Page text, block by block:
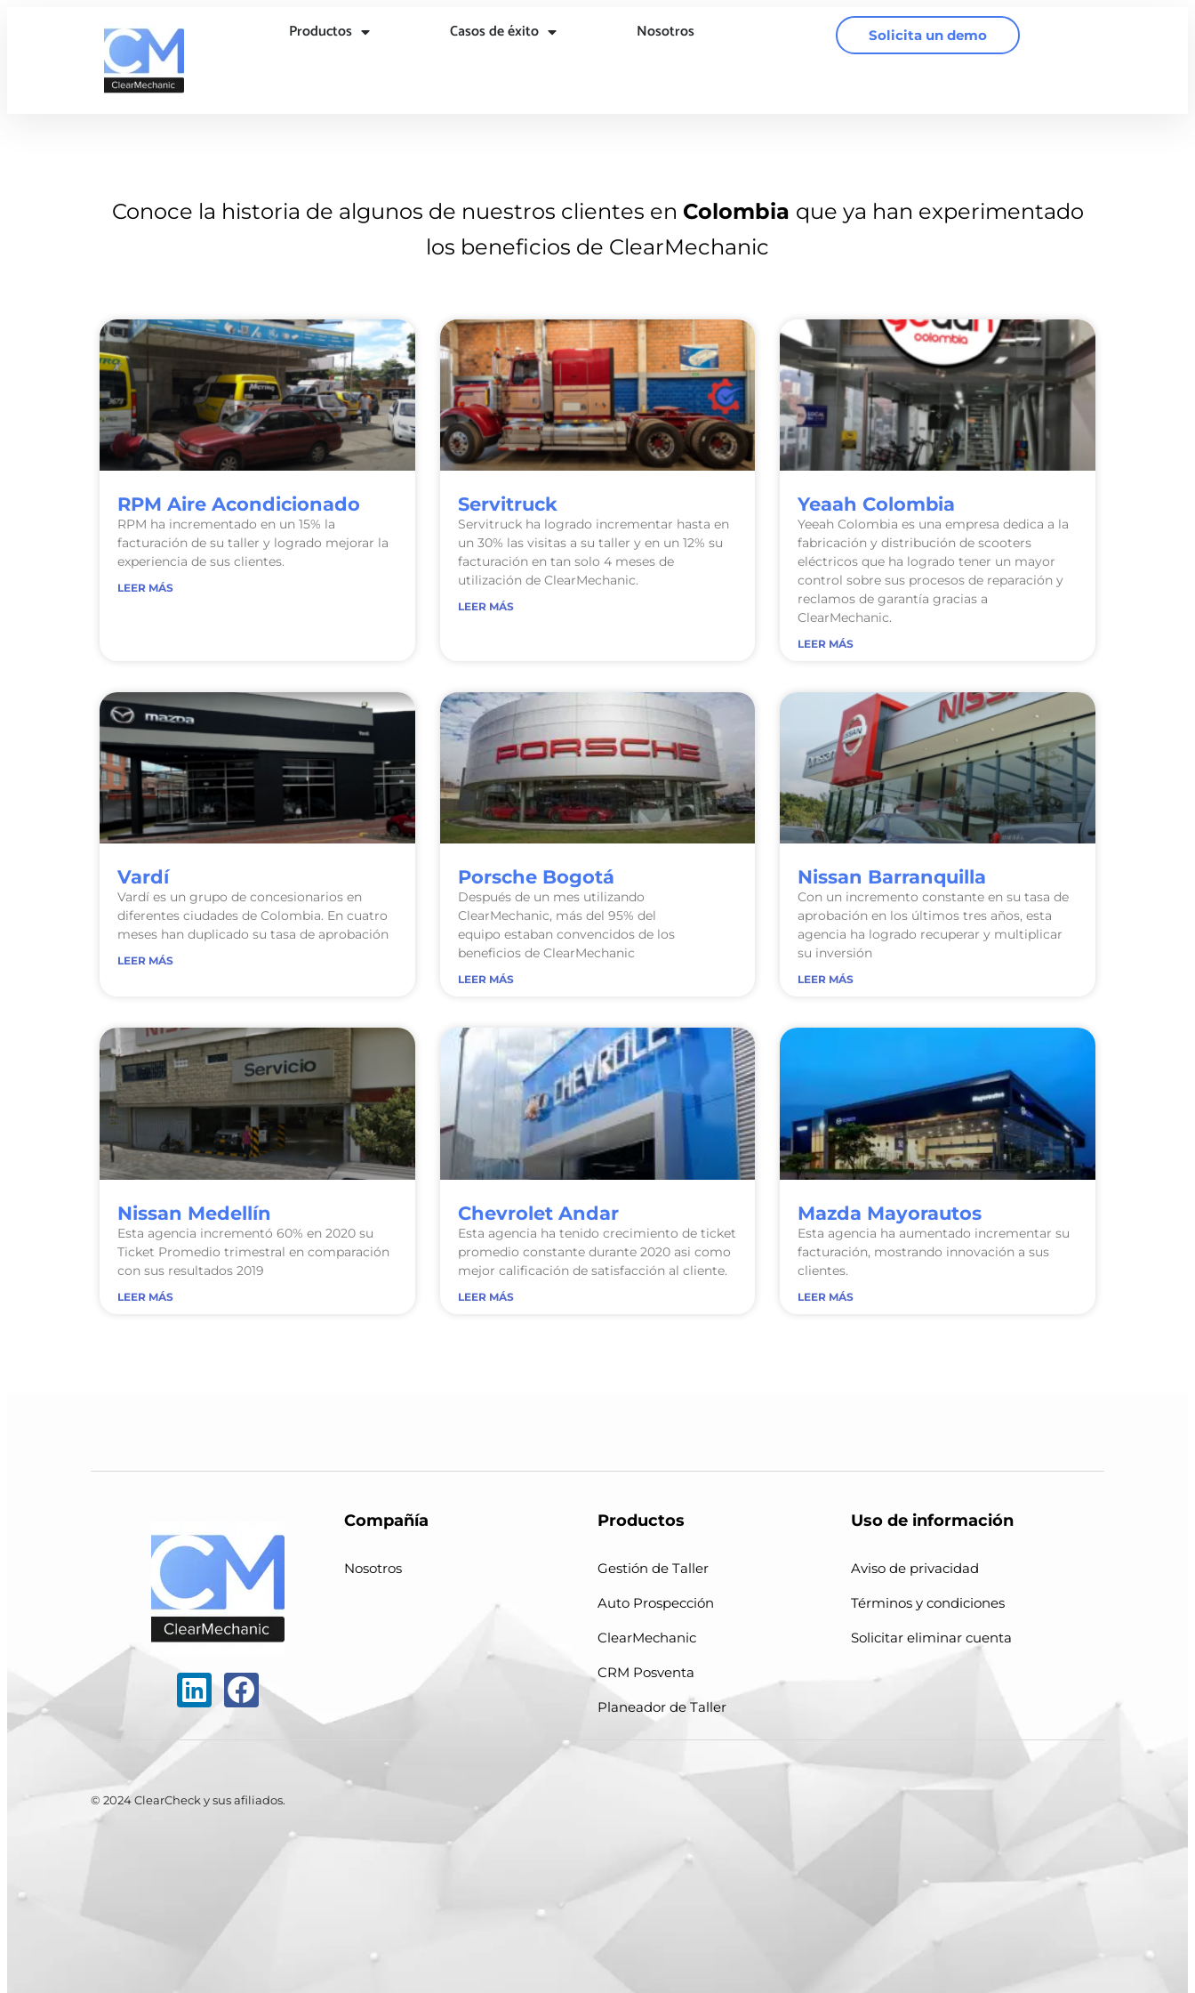
Productos Casos de éxito Nosotros Solicita un demo
Conoce la historia de algunos de nuestros clientes en Colombia que ya han experimentado
los beneficios de ClearMechanic
RPM Aire Acondicionado
RPM ha incrementado en un 15% la
facturación de su taller y logrado mejorar la
experiencia de sus clientes.
LEER MÁS
Servitruck
Servitruck ha logrado incrementar hasta en
un 30% las visitas a su taller y en un 12% su
facturación en tan solo 4 meses de
utilización de ClearMechanic.
LEER MÁS
Yeaah Colombia
Yeeah Colombia es una empresa dedica a la
fabricación y distribución de scooters
eléctricos que ha logrado tener un mayor
control sobre sus procesos de reparación y
reclamos de garantía gracias a
ClearMechanic.
LEER MÁS
Vardí
Vardí es un grupo de concesionarios en
diferentes ciudades de Colombia. En cuatro
meses han duplicado su tasa de aprobación
LEER MÁS
Porsche Bogotá
Después de un mes utilizando
ClearMechanic, más del 95% del
equipo estaban convencidos de los
beneficios de ClearMechanic
LEER MÁS
Nissan Barranquilla
Con un incremento constante en su tasa de
aprobación en los últimos tres años, esta
agencia ha logrado recuperar y multiplicar
su inversión
LEER MÁS
Nissan Medellín
Esta agencia incrementó 60% en 2020 su
Ticket Promedio trimestral en comparación
con sus resultados 2019
LEER MÁS
Chevrolet Andar
Esta agencia ha tenido crecimiento de ticket
promedio constante durante 2020 asi como
mejor calificación de satisfacción al cliente.
LEER MÁS
Mazda Mayorautos
Esta agencia ha aumentado incrementar su
facturación, mostrando innovación a sus
clientes.
LEER MÁS
Compañía
Nosotros
Productos
Gestión de Taller
Auto Prospección
ClearMechanic
CRM Posventa
Planeador de Taller
Uso de información
Aviso de privacidad
Términos y condiciones
Solicitar eliminar cuenta
© 2024 ClearCheck y sus afiliados.